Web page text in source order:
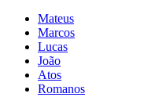
Mateus
Marcos
Lucas
João
Atos
Romanos